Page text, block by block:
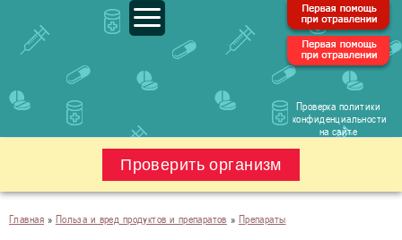
Проверка политики
конфиденциальности
на сайте
Проверить организм
Главная » Польза и вред продуктов и препаратов » Препараты